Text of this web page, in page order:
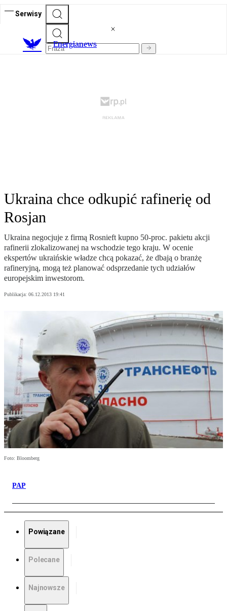
Serwisy
Energianews
Ukraina chce odkupić rafinerię od
Rosjan
Ukraina negocjuje z firmą Rosnieft kupno 50-proc. pakietu akcji
rafinerii zlokalizowanej na wschodzie tego kraju. W ocenie
ekspertów ukraińskie władze chcą pokazać, że dbają o branżę
rafineryjną, mogą też planować odsprzedanie tych udziałów
europejskim inwestorom.
Publikacja: 06.12.2013 19:41
Foto: Bloomberg
PAP
Powiązane
Polecane
Najnowsze